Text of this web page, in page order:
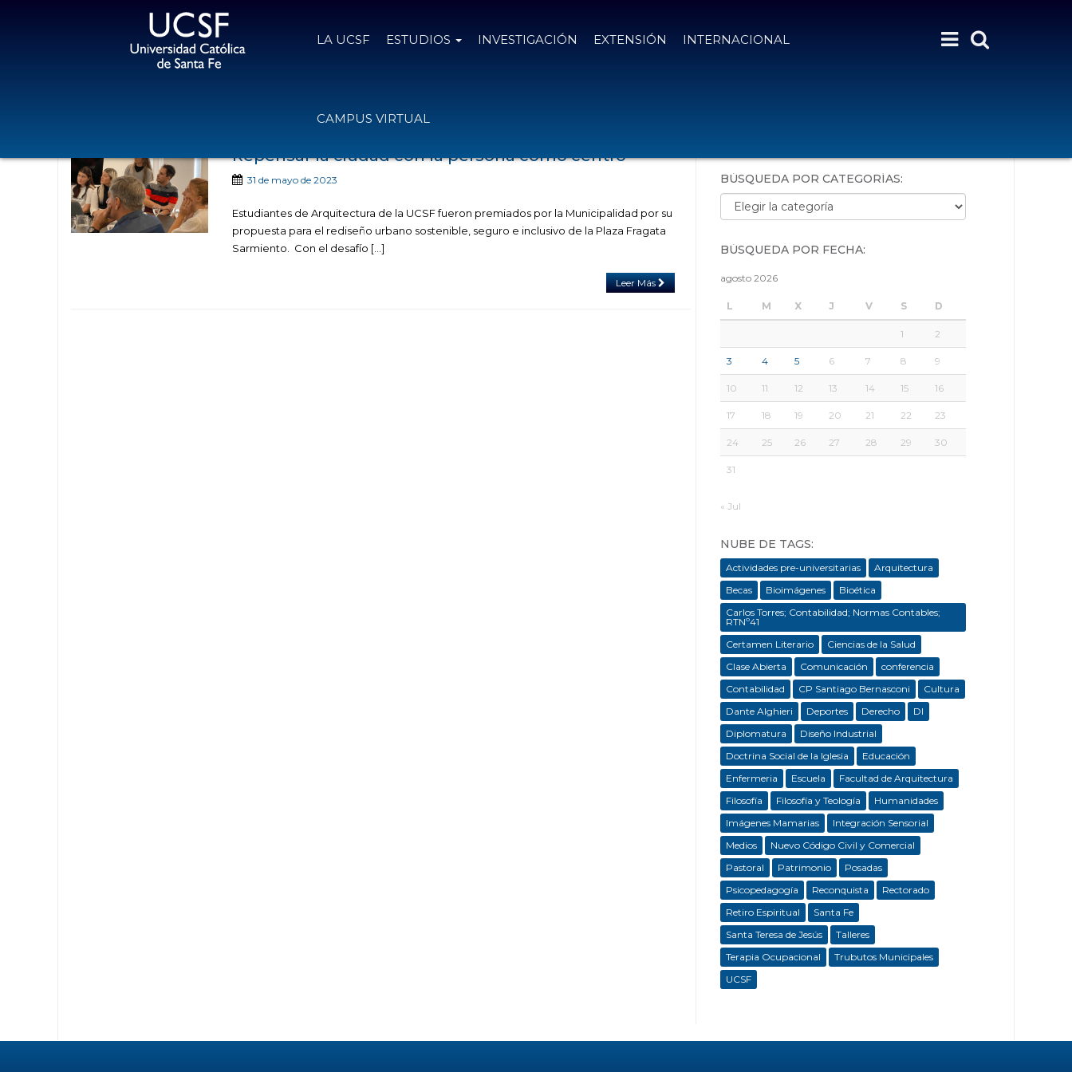
LA UCSF ESTUDIOS INVESTIGACIÓN EXTENSIÓN INTERNACIONAL
CAMPUS VIRTUAL
Repensar la ciudad con la persona como centro
31 de mayo de 2023
Estudiantes de Arquitectura de la UCSF fueron premiados por la Municipalidad por su
propuesta para el rediseño urbano sostenible, seguro e inclusivo de la Plaza Fragata
Sarmiento. Con el desafío […]
Leer Más
BÚSQUEDA POR CATEGORÍAS:
Búsqueda por categorías:
BÚSQUEDA POR FECHA:
agosto 2026
L M X J V S D
1 2
3 4 5 6 7 8 9
10 11 12 13 14 15 16
17 18 19 20 21 22 23
24 25 26 27 28 29 30
31
« Jul
NUBE DE TAGS:
Actividades pre-universitarias
Arquitectura
Becas
Bioimágenes
Bioética
Carlos Torres; Contabilidad; Normas Contables;
RTNº41
Certamen Literario
Ciencias de la Salud
Clase Abierta
Comunicación
conferencia
Contabilidad
CP Santiago Bernasconi
Cultura
Dante Alghieri
Deportes Derecho
DI
Diplomatura
Diseño Industrial
Doctrina Social de la Iglesia
Educación
Enfermeria
Escuela
Facultad de Arquitectura
Filosofía
Filosofía y Teología
Humanidades
Imágenes Mamarias
Integración Sensorial
Medios
Nuevo Código Civil y Comercial
Pastoral
Patrimonio
Posadas
Psicopedagogía
Reconquista
Rectorado
Retiro Espiritual
Santa Fe
Santa Teresa de Jesús
Talleres
Terapia Ocupacional
Trubutos Municipales
UCSF